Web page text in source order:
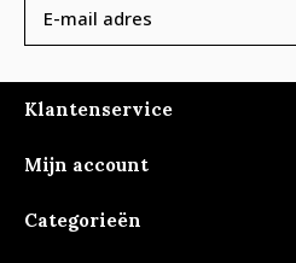
Klantenservice
Mijn account
Categorieën